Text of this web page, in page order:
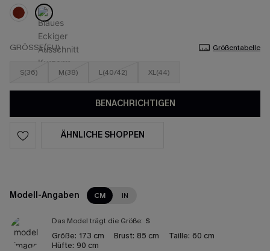
GRÖSSE(EU) Größentabelle
S(36) M(38) L(40/42) XL(44)
BENACHRICHTIGEN
ÄHNLICHE SHOPPEN
Modell-Angaben CM IN
Das Model trägt die Größe: S
Größe: 173 cm Brust: 85 cm Taille: 60 cm
Hüfte: 90 cm